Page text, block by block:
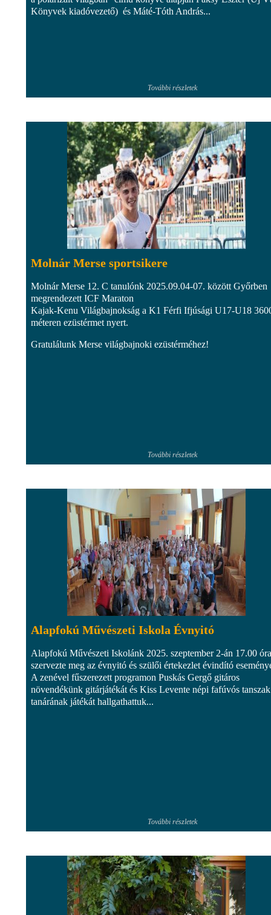
Könyvek kiadóvezető) és Máté-Tóth András...
További részletek
Molnár Merse sportsikere
Molnár Merse 12. C tanulónk 2025.09.04-07. között Győrben
megrendezett ICF Maraton
Kajak-Kenu Világbajnokság a K1 Férfi Ifjúsági U17-U18
méteren ezüstérmet nyert.
Gratulálunk Merse világbajnoki ezüstérméhez!
További részletek
Alapfokú Művészeti Iskola Évnyitó
Alapfokú Művészeti Iskolánk 2025. szeptember 2-án 17.00
szervezte meg az évnyitó és szülői értekezlet évindító
A zenével fűszerezett programon Puskás Gergő gitáros
növendékünk gitárjátékát és Kiss Levente népi fafúvós tanszak
tanárának játékát hallgathattuk...
További részletek